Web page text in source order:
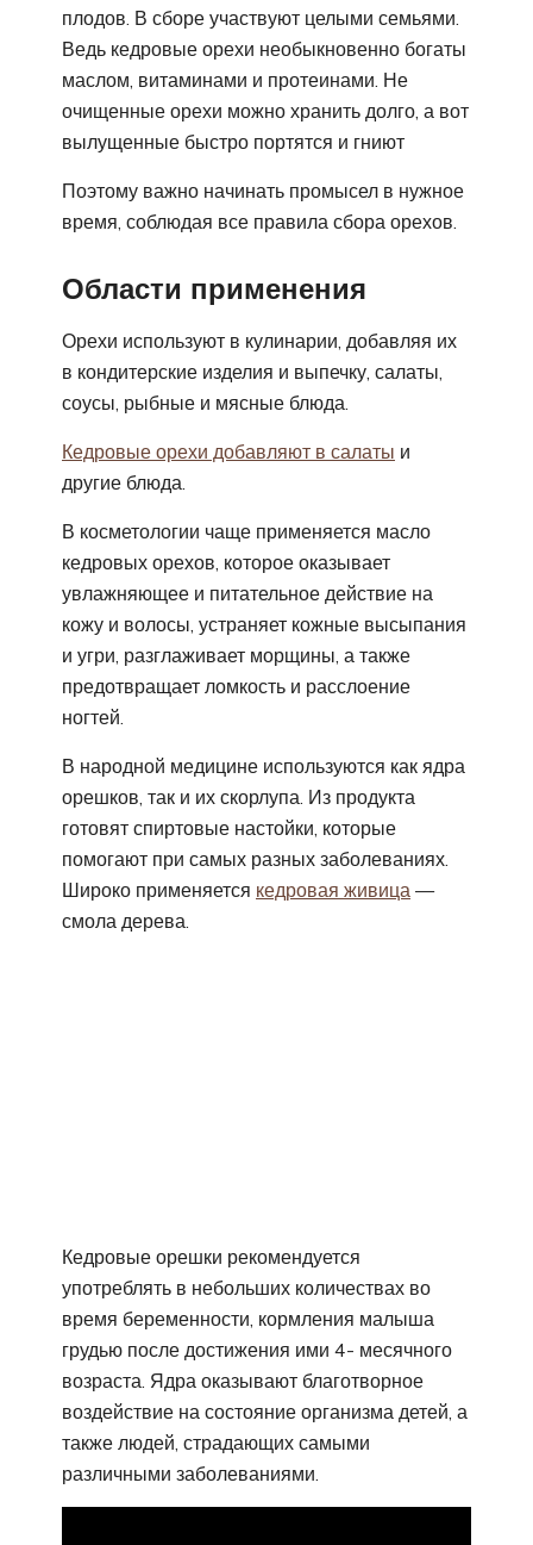
плодов. В сборе участвуют целыми семьями.
Ведь кедровые орехи необыкновенно богаты
маслом, витаминами и протеинами. Не
очищенные орехи можно хранить долго, а вот
вылущенные быстро портятся и гниют
Поэтому важно начинать промысел в нужное
время, соблюдая все правила сбора орехов.
Области применения
Орехи используют в кулинарии, добавляя их
в кондитерские изделия и выпечку, салаты,
соусы, рыбные и мясные блюда.
Кедровые орехи добавляют в салаты и
другие блюда.
В косметологии чаще применяется масло
кедровых орехов, которое оказывает
увлажняющее и питательное действие на
кожу и волосы, устраняет кожные высыпания
и угри, разглаживает морщины, а также
предотвращает ломкость и расслоение
ногтей.
В народной медицине используются как ядра
орешков, так и их скорлупа. Из продукта
готовят спиртовые настойки, которые
помогают при самых разных заболеваниях.
Широко применяется кедровая живица —
смола дерева.
Кедровые орешки рекомендуется
употреблять в небольших количествах во
время беременности, кормления малыша
грудью после достижения ими 4- месячного
возраста. Ядра оказывают благотворное
воздействие на состояние организма детей, а
также людей, страдающих самыми
различными заболеваниями.